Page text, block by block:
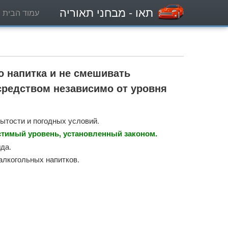
תאו - מבחני תאוריה עמוד הבית
напитка и не смешивать
независимо от уровня
и погодных условий.
уровень, установленный законом.
напитков.